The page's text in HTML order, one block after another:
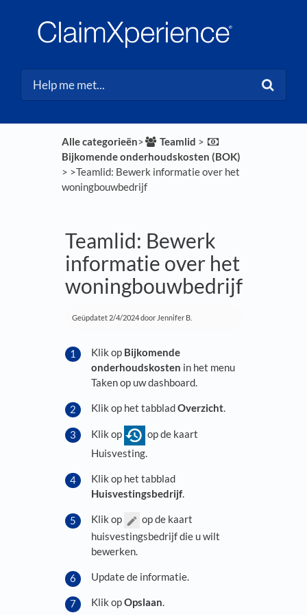
Alle categorieën​>​ ​Teamlid ​ > ​
Bijkomende onderhoudskosten (BOK)
> ​ ​>​ Teamlid: Bewerk informatie over het
woningbouwbedrijf
Teamlid: Bewerk
informatie over het
woningbouwbedrijf
Geüpdatet 2/4/2024door Jennifer B.
Klik op Bijkomende
onderhoudskosten in het menu
Taken op uw dashboard.
Klik op het tabbladOverzicht.
Klik op
op de kaart
Huisvesting.
Klik op het tabblad
Huisvestingsbedrijf.
Klik op
op de kaart
huisvestingsbedrijf die u wilt
bewerken.
Update de informatie.
Klik opOpslaan.